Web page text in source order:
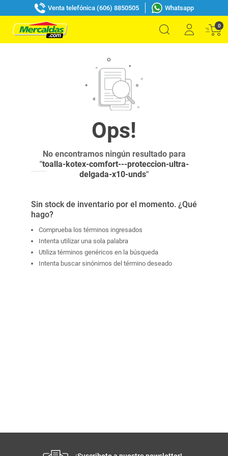
Venta telefónica (606) 8850505 Whatsapp
0
No encontramos ningún resultado para
"toalla-kotex-comfort---proteccion-ultra-
delgada-x10-unds"
Sin stock de inventario por el momento. ¿Qué
hago?
Comprueba los términos ingresados
Intenta utilizar una sola palabra
Utiliza términos genéricos en la búsqueda
Intenta buscar sinónimos del término deseado